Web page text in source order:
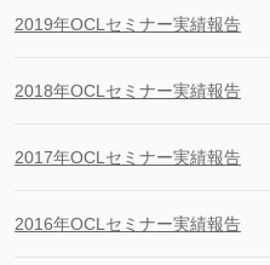
2019年OCLセミナー実績報告
2018年OCLセミナー実績報告
2017年OCLセミナー実績報告
2016年OCLセミナー実績報告